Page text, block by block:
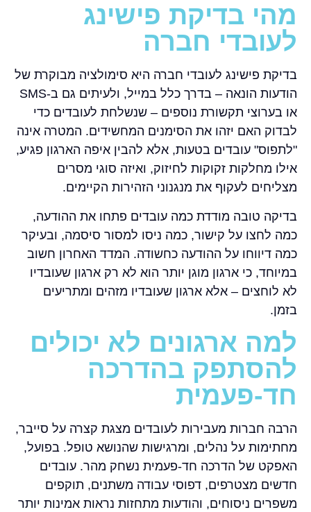
מהי בדיקת פישינג
לעובדי חברה
בדיקת פישינג לעובדי חברה היא סימולציה מבוקרת של
הודעות הונאה – בדרך כלל במייל, ולעיתים גם ב-SMS
או בערוצי תקשורת נוספים – שנשלחת לעובדים כדי
לבדוק האם יזהו את הסימנים המחשידים. המטרה אינה
"לתפוס" עובדים בטעות, אלא להבין איפה הארגון פגיע,
אילו מחלקות זקוקות לחיזוק, ואיזה סוגי מסרים
מצליחים לעקוף את מנגנוני הזהירות הקיימים.
בדיקה טובה מודדת כמה עובדים פתחו את ההודעה,
כמה לחצו על קישור, כמה ניסו למסור סיסמה, ובעיקר
כמה דיווחו על ההודעה כחשודה. המדד האחרון חשוב
במיוחד, כי ארגון מוגן יותר הוא לא רק ארגון שעובדיו
לא לוחצים – אלא ארגון שעובדיו מזהים ומתריעים
בזמן.
למה ארגונים לא יכולים
להסתפק בהדרכה
חד-פעמית
הרבה חברות מעבירות לעובדים מצגת קצרה על סייבר,
מחתימות על נהלים, ומרגישות שהנושא טופל. בפועל,
האפקט של הדרכה חד-פעמית נשחק מהר. עובדים
חדשים מצטרפים, דפוסי עבודה משתנים, תוקפים
משפרים ניסוחים, והודעות מתחזות נראות אמינות יותר